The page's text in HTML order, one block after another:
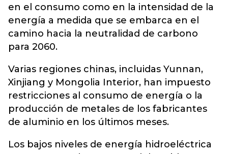
en el consumo como en la intensidad de la
energía a medida que se embarca en el
camino hacia la neutralidad de carbono
para 2060.
Varias regiones chinas, incluidas Yunnan,
Xinjiang y Mongolia Interior, han impuesto
restricciones al consumo de energía o la
producción de metales de los fabricantes
de aluminio en los últimos meses.
Los bajos niveles de energía hidroeléctrica